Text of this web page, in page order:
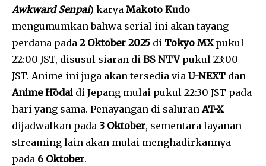
Awkward Senpai) karya Makoto Kudo
mengumumkan bahwa serial ini akan tayang
perdana pada 2 Oktober 2025 di Tokyo MXpukul
22:00 JST, disusul siaran di BS NTVpukul 23:00
JST. Anime ini juga akan tersedia viaU-NEXT dan
Anime Hōdai di Jepang mulai pukul 22:30 JST pada
hari yang sama. Penayangan di saluranAT-X
dijadwalkan pada 3 Oktober, sementara layanan
streaming lain akan mulai menghadirkannya
pada 6 Oktober.